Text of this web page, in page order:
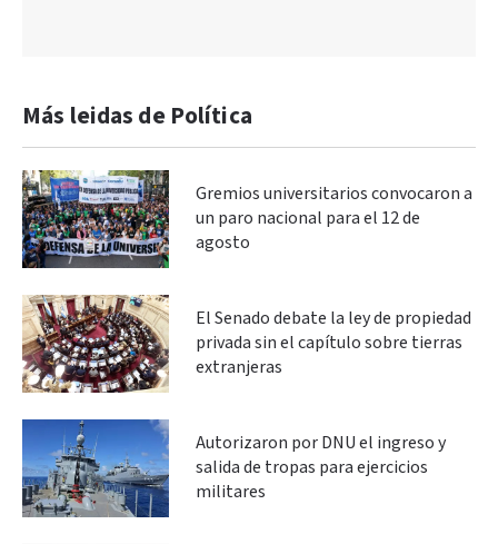
Más leidas de Política
Gremios universitarios convocaron a
un paro nacional para el 12 de
agosto
El Senado debate la ley de propiedad
privada sin el capítulo sobre tierras
extranjeras
Autorizaron por DNU el ingreso y
salida de tropas para ejercicios
militares